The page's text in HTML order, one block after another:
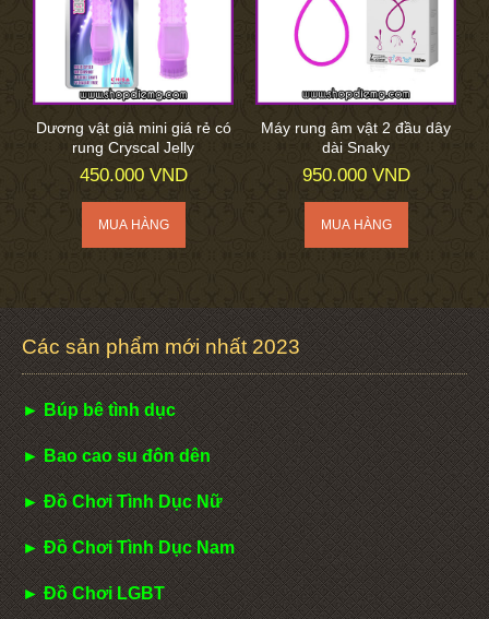
Dương vật giả mini giá rẻ có
rung Cryscal Jelly
450.000 VND
Máy rung âm vật 2 đầu dây
dài Snaky
950.000 VND
Các sản phẩm mới nhất 2023
► Búp bê tình dục
► Bao cao su đôn dên
► Đồ Chơi Tình Dục Nữ
► Đồ Chơi Tình Dục Nam
► Đồ Chơi LGBT